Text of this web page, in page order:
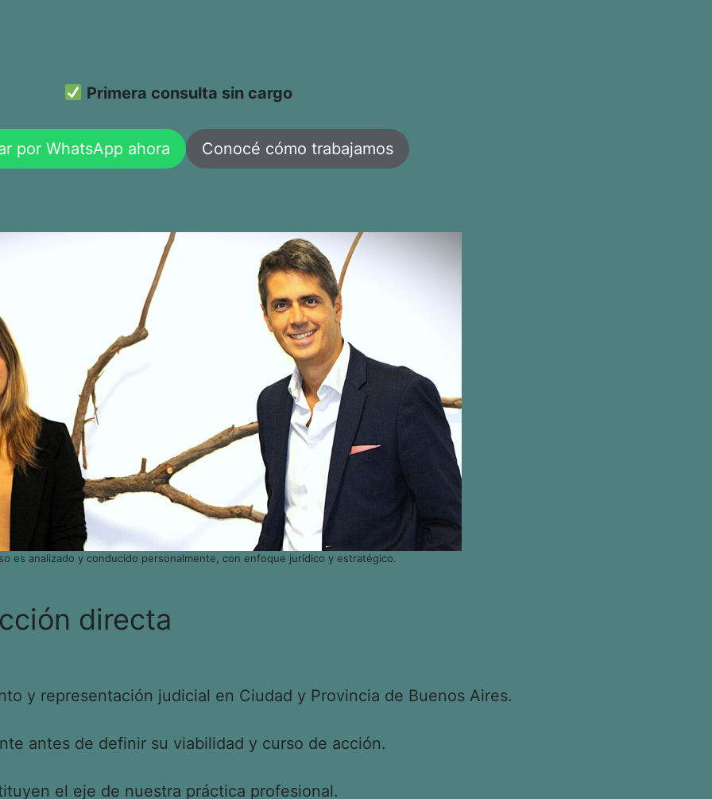
Primera consulta sin cargo
por WhatsApp ahora Conocé cómo trabajamos
es analizado y conducido personalmente, con enfoque jurídico y estratégico.
directa
y representación judicial en Ciudad y Provincia de Buenos Aires.
antes de definir su viabilidad y curso de acción.
el eje de nuestra práctica profesional.